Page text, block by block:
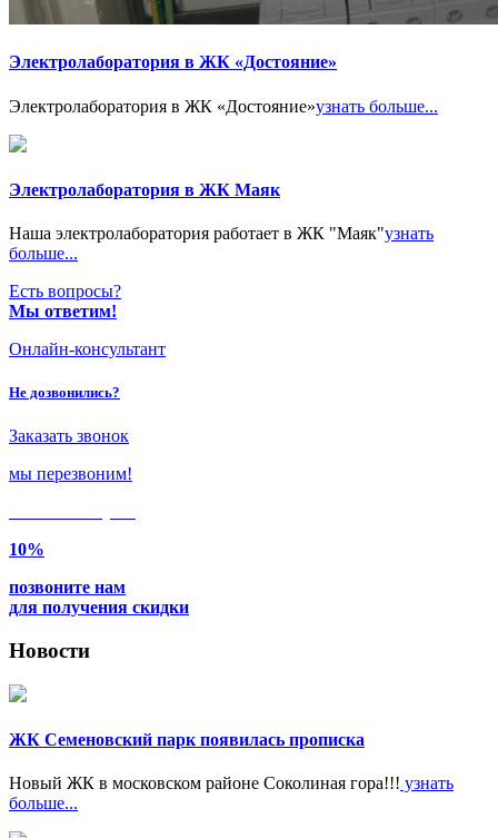
Электролаборатория в ЖК «Достояние»
Электролаборатория в ЖК «Достояние»узнать больше...
Электролаборатория в ЖК Маяк
Наша электролаборатория работает в ЖК "Маяк"узнать
больше...
Есть вопросы?
Мы ответим!
Онлайн-консультант
Не дозвонились?
Заказать звонок
мы перезвоним!
10%
позвоните нам
для получения скидки
Новости
ЖК Семеновский парк появилась прописка
Новый ЖК в московском районе Соколиная гора!!! узнать
больше...